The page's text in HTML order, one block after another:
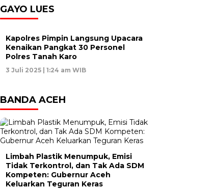
GAYO LUES
Kapolres Pimpin Langsung Upacara
Kenaikan Pangkat 30 Personel
Polres Tanah Karo
3 Juli 2025 | 1:24 am WIB
BANDA ACEH
Limbah Plastik Menumpuk, Emisi
Tidak Terkontrol, dan Tak Ada SDM
Kompeten: Gubernur Aceh
Keluarkan Teguran Keras